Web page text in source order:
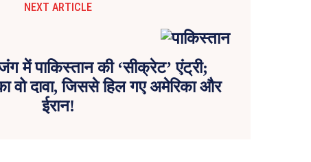
NEXT ARTICLE
में पाकिस्तान की ‘सीक्रेट’ एंट्री;
वो दावा, जिससे हिल गए अमेरिका और
ईरान!